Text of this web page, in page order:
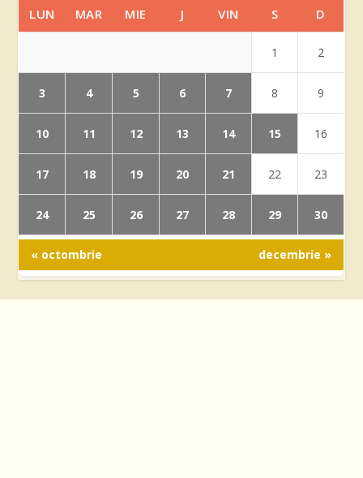
LUN MAR MIE J VIN S D
1 2
3 4 5 6 7 8 9
10 11 12 13 14 15 16
17 18 19 20 21 22 23
24 25 26 27 28 29 30
« octombrie decembrie »